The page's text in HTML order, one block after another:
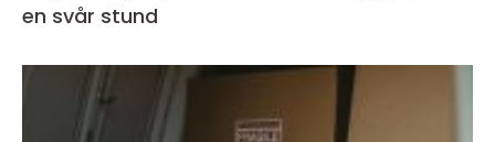
en svår stund